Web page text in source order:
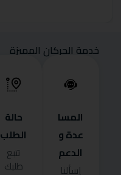
خدمة الحركان المميزة
المسا
عدة و
الدعم
إسألنا
حالة
الطلب
تتبع
طلبك